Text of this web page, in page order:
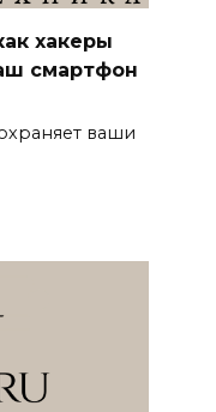
хакеры
смартфон
ваши